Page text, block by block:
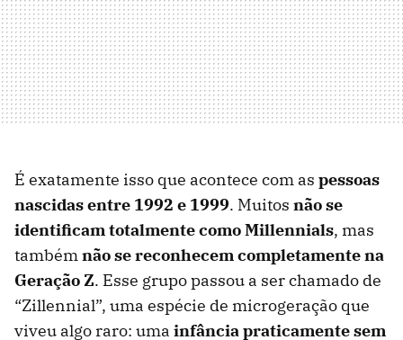
É exatamente isso que acontece com as pessoas
nascidas entre 1992 e 1999. Muitos não se
identificam totalmente como Millennials, mas
tambémnão se reconhecem completamente na
Geração Z. Esse grupo passou a ser chamado de
“Zillennial”, uma espécie de microgeração que
viveu algo raro: uma infância praticamente sem